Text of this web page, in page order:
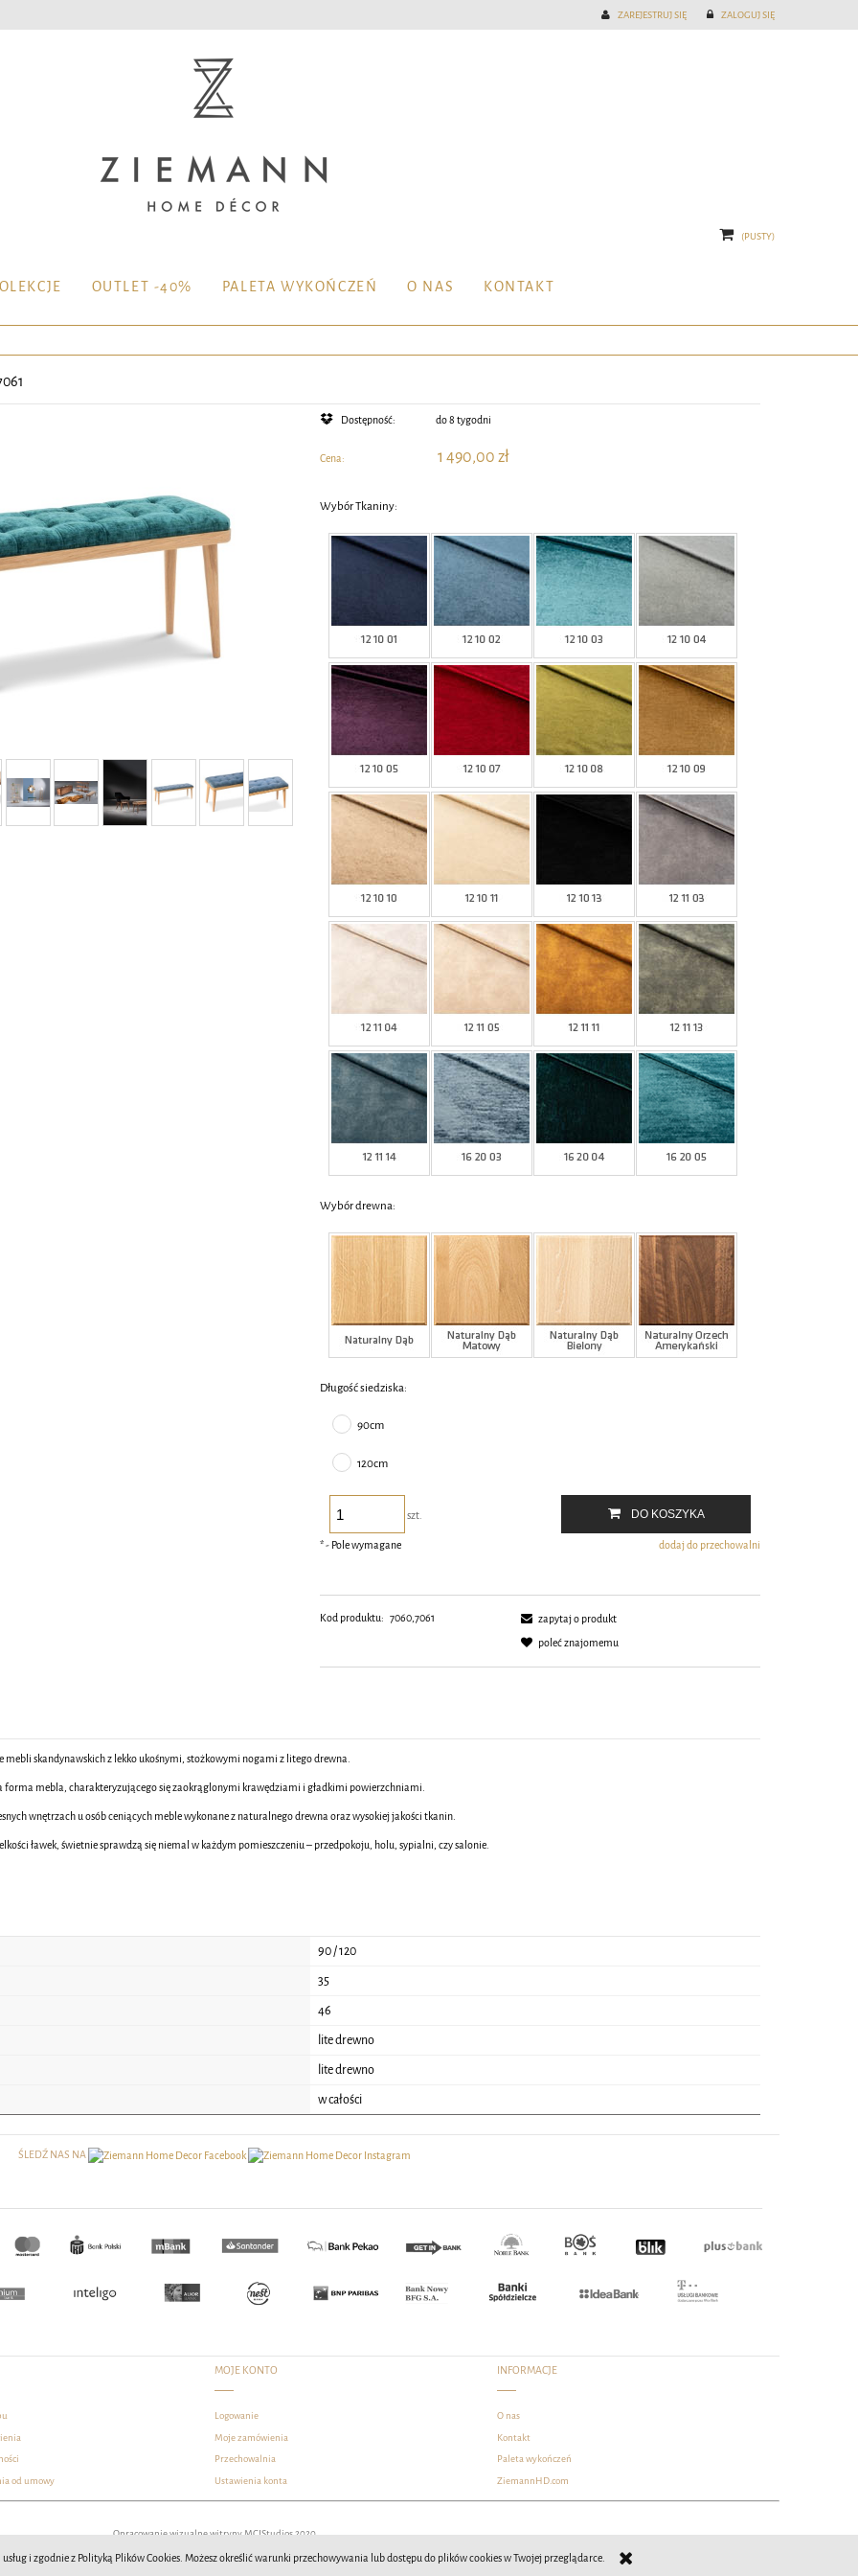
i zgodnie z Polityką Plików Cookies. Możesz określić warunki przechowywania lub dostępu do plików cookies w Twojej przeglądarce.
ZAREJESTRUJ SIĘ ZALOGUJ SIĘ
(PUSTY)
OUTLET -40% PALETA WYKOŃCZEŃ O NAS KONTAKT
Dostępność: do 8 tygodni
Cena: 1 490,00 zł
Wybór Tkaniny:
Wybór drewna:
Długość siedziska:
90cm
120cm
szt. DO KOSZYKA
dodaj do przechowalni
*- Pole wymagane
Kod produktu: 7060,7061
zapytaj o produkt
poleć znajomemu
mebli skandynawskich z lekko ukośnymi, stożkowymi nogami z litego drewna.
forma mebla, charakteryzującego się zaokrąglonymi krawędziami i gładkimi powierzchniami.
wnętrzach u osób ceniących meble wykonane z naturalnego drewna oraz wysokiej jakości tkanin.
ławek, świetnie sprawdzą się niemal w każdym pomieszczeniu – przedpokoju, holu, sypialni, czy salonie.
90 / 120
35
46
lite drewno
lite drewno
w całości
ŚLEDŹ NAS NA
od umowy
MOJE KONTO
Logowanie
Moje zamówienia
Przechowalnia
Ustawienia konta
INFORMACJE
O nas
Kontakt
Paleta wykończeń
ZiemannHD.com
Opracowanie wizualne witryny MCIStudios 2020
Sklep internetowy Shoper.pl